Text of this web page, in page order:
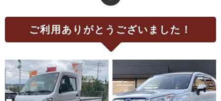
ご利用ありがとうございました！